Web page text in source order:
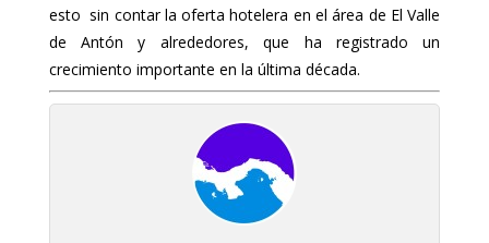
esto sin contar la oferta hotelera en el área de El Valle
de Antón y alrededores, que ha registrado un
crecimiento importante en la última década.